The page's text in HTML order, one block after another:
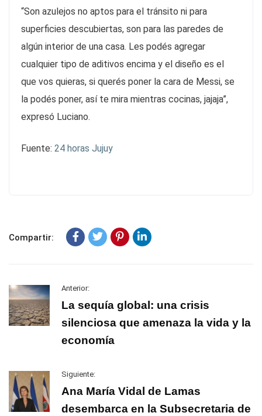
“Son azulejos no aptos para el tránsito ni para
superficies descubiertas, son para las paredes de
algún interior de una casa. Les podés agregar
cualquier tipo de aditivos encima y el diseño es el
que vos quieras, si querés poner la cara de Messi, se
la podés poner, así te mira mientras cocinas, jajaja”,
expresó Luciano.
Fuente: 24 horas Jujuy
Compartir:
Anterior:
La sequía global: una crisis
silenciosa que amenaza la vida y la
economía
Siguiente:
Ana María Vidal de Lamas
desembarca en la Subsecretaria de